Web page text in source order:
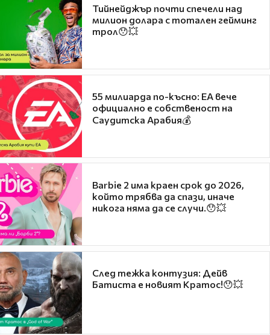
Тийнейджър почти спечели над
милион долара с тотален гейминг
трол😯💥
55 милиарда по-късно: EA вече
официално е собственост на
Саудитска Арабия💰
Barbie 2 има краен срок до 2026,
който трябва да спази, иначе
никога няма да се случи.😯💥
След тежка контузия: Дейв
Батиста е новият Кратос!😯💥